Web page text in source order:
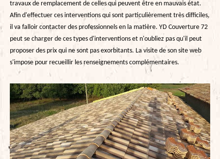
travaux de remplacement de celles qui peuvent être en mauvais état.
Afin d'effectuer ces interventions qui sont particulièrement très difficiles,
il va falloir contacter des professionnels en la matière. YD Couverture 72
peut se charger de ces types d'interventions et n'oubliez pas qu'il peut
proposer des prix qui ne sont pas exorbitants. La visite de son site web
s'impose pour recueillir les renseignements complémentaires.